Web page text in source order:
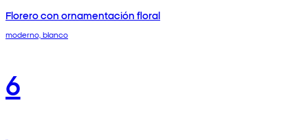
Florero con ornamentación floral
moderno, blanco
6